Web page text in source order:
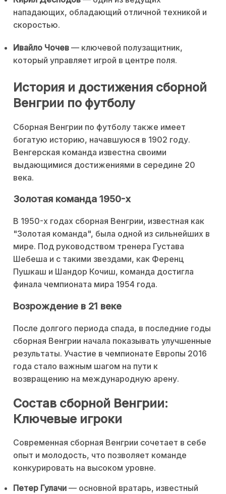
нападающих, обладающий отличной техникой и
скоростью.
Ивайло Чочев — ключевой полузащитник,
который управляет игрой в центре поля.
История и достижения сборной
Венгрии по футболу
Сборная Венгрии по футболу также имеет
богатую историю, начавшуюся в 1902 году.
Венгерская команда известна своими
выдающимися достижениями в середине 20
века.
Золотая команда 1950-х
В 1950-х годах сборная Венгрии, известная как
"Золотая команда", была одной из сильнейших в
мире. Под руководством тренера Густава
Шебеша и с такими звездами, как Ференц
Пушкаш и Шандор Кочиш, команда достигла
финала чемпионата мира 1954 года.
Возрождение в 21 веке
После долгого периода спада, в последние годы
сборная Венгрии начала показывать улучшенные
результаты. Участие в чемпионате Европы 2016
года стало важным шагом на пути к
возвращению на международную арену.
Состав сборной Венгрии:
Ключевые игроки
Современная сборная Венгрии сочетает в себе
опыт и молодость, что позволяет команде
конкурировать на высоком уровне.
Петер Гулачи — основной вратарь, известный